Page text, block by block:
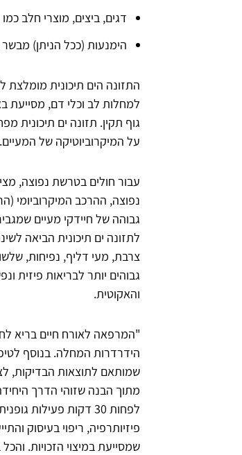
דגים, ביצים, מוצרי חלב
הימנעות (ככל הניתן)
התזונה הים תיכונית מומלצת
למחלות לב וכלי דם, מסייעת
גוף תקין. תזונה ים תיכונית
על המיקרוביוטיקה של המעיים.
עבור חולים בטרשת נפוצה,
נפוצה, ההרכב המיקרוביומי
גבוהה של חיידקי מעיים
לתזונה ים תיכונית הביאה
צרבת, מעי דליף, נפיחות,
גבוהים יותר לבריאות פיזית
והאקוטית.
"המרפאה לאורח חיים בריא
הידרדרות המחלה. בנוסף
שמותאם לתוצאות הבדיקות,
מתוך הבנה שזוהי הדרך
לפחות 30 דקות
פיזיותרפיה, ריפוי בעיסוק
שמסייעת במיצוי הזכויות.